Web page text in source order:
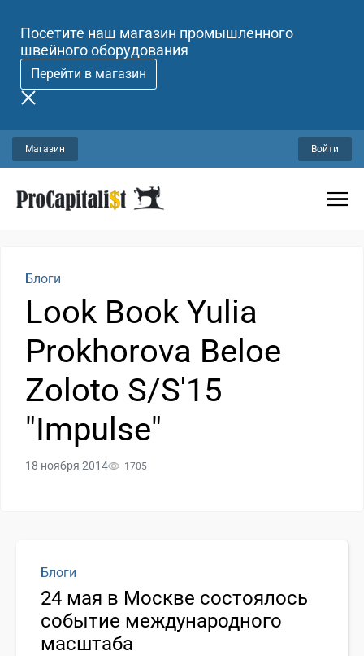
Посетите наш магазин промышленного
швейного оборудования
Перейти в магазин
Магазин Войти
Блоги
Look Book Yulia
Prokhorova Beloe
Zoloto S/S'15
"Impulse"
18 ноября 2014 1705
Блоги
24 мая в Москве состоялось
событие международного
масштаба